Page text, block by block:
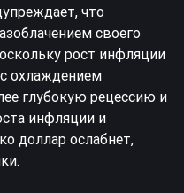
что
своего
рост инфляции
охлаждением
глубокую рецессию и
инфляции и
доллар ослабнет,